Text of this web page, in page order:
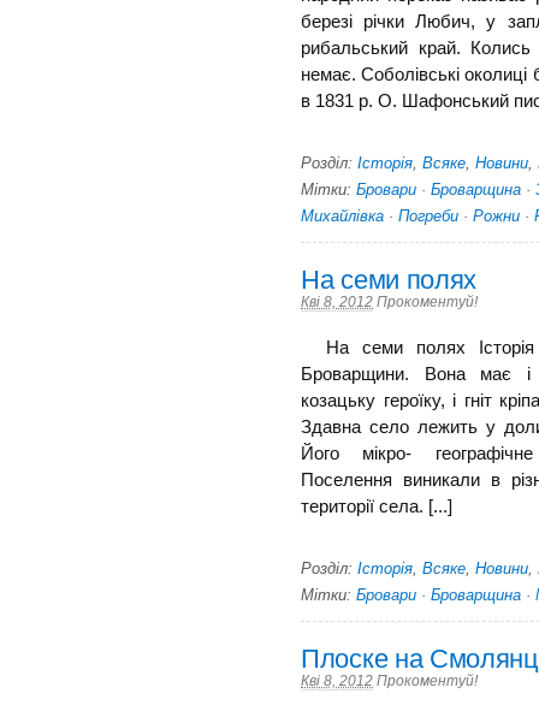
березі річки Любич, у
рибаль­ський край.
немає. Соболівські околиці
в 1831 р. О. Шафонський
Розділ: Історія Всяке Новини
Мітки: Бровари · Броварщина ·
Михайлівка · Погреби · Рожни ·
На семи полях
Кві 8, 2012 Прокоментуй!
На семи полях
Броварщини. Вона має і
козацьку героїку, і гніт
Здавна село лежить у
Його мікро-
Поселення виникали в
території села. [...]
Розділ: Історія Всяке Новини
Мітки: Бровари · Броварщина ·
Плоске на
Кві 8, 2012 Прокоментуй!